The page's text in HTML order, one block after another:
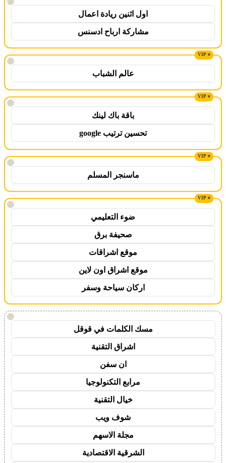
اول اثنين ريادة اعمال
مشاركة ارباح ادسنس
!
عالم الشباب
!
باقة باك لينك
تحسين ترتيب google
!
ماسنجر المسلم
!
ضوء التعليمي
صحيفة برق
موقع اشراقات
موقع اشراق اون لاين
اركان سياحة وسفر
!
مسك الكلمات في قوقل
اشراق التقنية
ان سفن
مرابع التكنولوجيا
خيال التقنية
شوف ويب
مجلة الاسهم
الشرقية الاقتصادية